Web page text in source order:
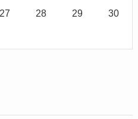
27 28 29 30